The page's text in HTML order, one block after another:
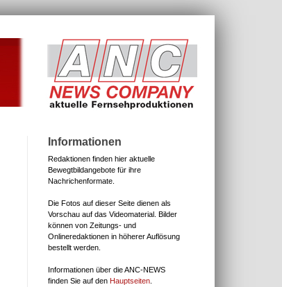
Informationen
Redaktionen finden hier aktuelle
Bewegtbildangebote für ihre
Nachrichenformate.
Die Fotos auf dieser Seite dienen als
Vorschau auf das Videomaterial. Bilder
können von Zeitungs- und
Onlineredaktionen in höherer Auflösung
bestellt werden.
Informationen über die ANC-NEWS
finden Sie auf den Hauptseiten